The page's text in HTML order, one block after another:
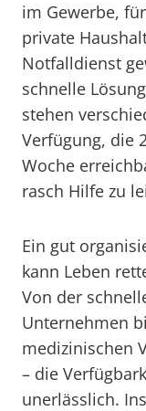
im Gewerbe,
private
Notfalldienst
schnelle
stehen
Verfügung, die
Woche
rasch Hilfe zu
Ein gut
kann Leben
Von der
Unternehmen
medizinischen
– die
unerlässlich.